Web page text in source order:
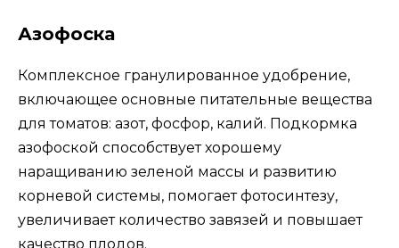
Азофоска
Комплексное гранулированное удобрение,
включающее основные питательные вещества
для томатов: азот, фосфор, калий. Подкормка
азофоской способствует хорошему
наращиванию зеленой массы и развитию
корневой системы, помогает фотосинтезу,
увеличивает количество завязей и повышает
качество плодов.